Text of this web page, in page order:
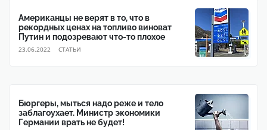
Американцы не верят в то, что в
рекордных ценах на топливо виноват
Путин и подозревают что-то плохое
23.06.2022 CТАТЬИ
Бюргеры, мыться надо реже и тело
заблагоухает. Министр экономики
Германии врать не будет!